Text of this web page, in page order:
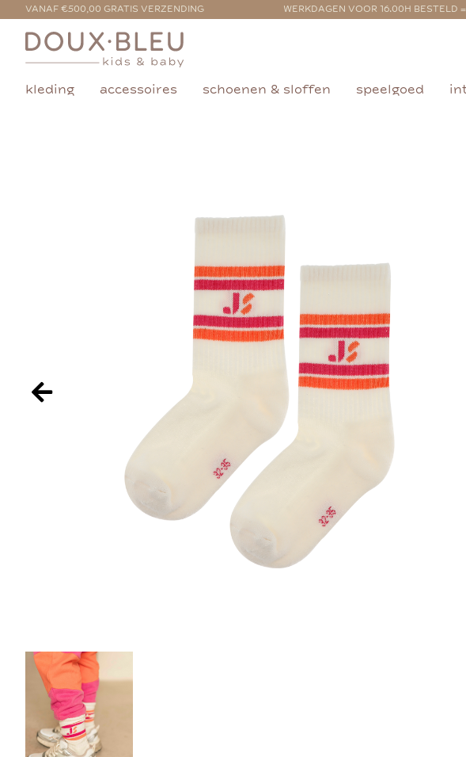
VANAF €500,00 GRATIS VERZENDING WERKDAGEN VOOR 16.00H BESTELD
kleding accessoires schoenen & sloffen speelgoed